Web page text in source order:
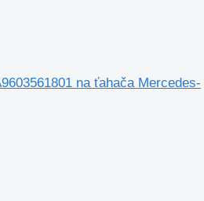
na ťahača Mercedes-